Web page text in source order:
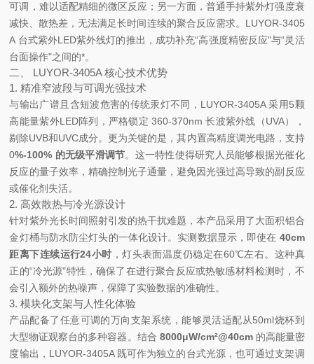
可调，难以适配精细的微区反应；另一方面，普通手持紫外灯强度衰
减快、散热差，无法满足长时间连续的聚合反应需求。LUYOR-3405
A 台式紫外LED紫外线灯的推出，成功补充“高强度精密反应"与“灵活
台面操作"之间的*。
二、 LUYOR-3405A 核心技术优势
1. 精准窄波段与可调光强技术
与输出广谱且含短波危害的传统汞灯不同，LUYOR-3405A 采用5颗
高能量紫外LED阵列，严格锁定 360-370nm 长波紫外线（UVA），
剔除UVB和UVC成分。更为关键的是，其内置高精度调光电路，支持
0%-100% 的无级平滑调节。这一特性使得研究人员能够根据光催化
反应的量子效率，精确控制光子通量，避免因光强过高导致的副反应
或催化剂失活。
2. 高效散热与冷光源设计
针对紫外光长时间照射引发的热干扰难题，本产品采用了大面积铝合
金灯桶与防水防尘灯头的一体化设计。实测数据显示，即使在 40cm
距离下连续运行24小时 ，灯头表面温度仍稳定在60℃左右。这种真
正的“冷光源"特性，确保了在进行聚合反应或热敏感材料检测时，不
会引入额外的热噪声，保障了实验数据的准确性。
3. 模块化支架与人性化体验
产品配备了任意可调的万向支架系统，能够灵活适配从50ml烧杯到
大型物证观察台的多种容器。结合 8000μW/cm²@40cm的高能量密
度输出，LUYOR-3405A 既可作为独立的台式光源，也可通过支架调